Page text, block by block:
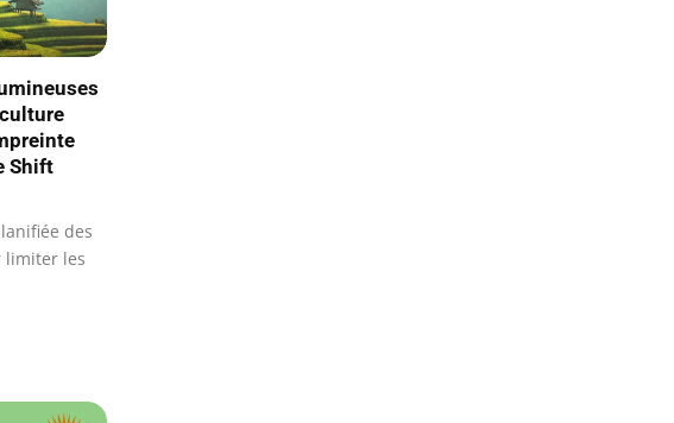
Shift
des
limiter les